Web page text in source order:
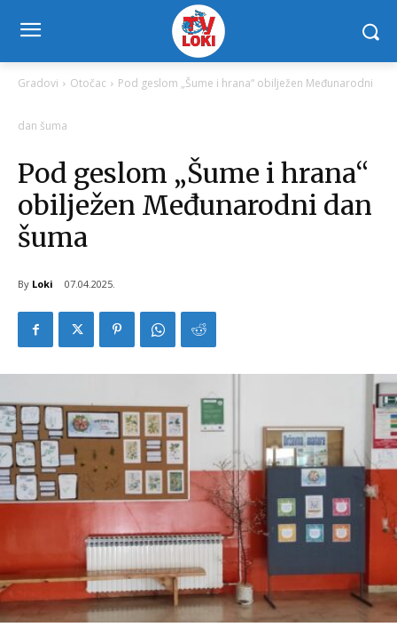
Gradovi Otočac Pod geslom „Šume i hrana“ obilježen Međunarodni
dan šuma
Pod geslom „Šume i hrana“
obilježen Međunarodni dan
šuma
By Loki 07.04.2025.